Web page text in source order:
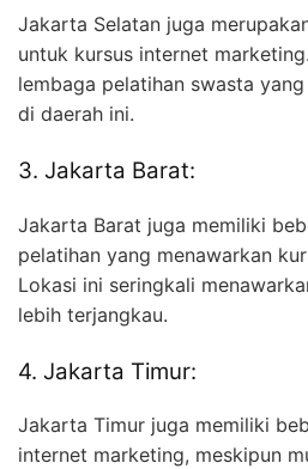
Jakarta Selatan juga
untuk kursus internet
lembaga pelatihan swasta
di daerah ini.
3. Jakarta Barat:
Jakarta Barat juga memiliki
pelatihan yang menawarkan
Lokasi ini seringkali
lebih terjangkau.
4. Jakarta Timur:
Jakarta Timur juga memiliki
internet marketing, meskipun